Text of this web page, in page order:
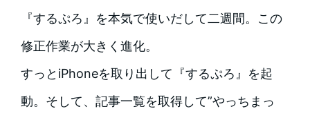
『するぷろ』を本気で使いだして二週間。この
修正作業が大きく進化。
すっとiPhoneを取り出して『するぷろ』を起
動。そして、記事一覧を取得して”やっちまっ